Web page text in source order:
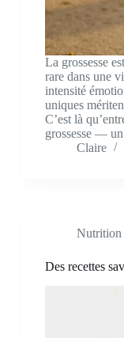
La grossesse
rare dans une
intensité
uniques
C’est là
grossesse —
Claire
Nutrition
Des recettes